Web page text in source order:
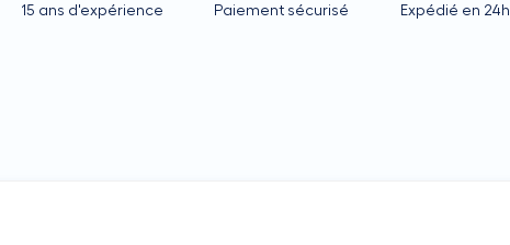
15 ans d'expérience Paiement sécurisé Expédié en 24h